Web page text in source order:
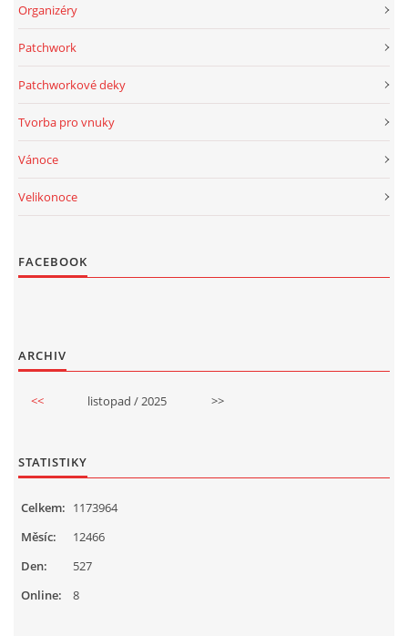
Organizéry
Patchwork
Patchworkové deky
Tvorba pro vnuky
Vánoce
Velikonoce
FACEBOOK
ARCHIV
<< listopad / 2025 >>
STATISTIKY
Online: 8
Celkem: 1173964
Měsíc:
12466
Den:
527